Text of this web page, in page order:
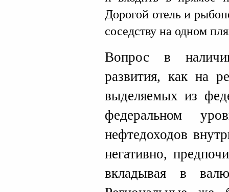
Дорогой отель и
соседству на одном
Вопрос в
развития, как на
выделяемых из
федеральном
нефтедоходов
негативно,
вкладывая в